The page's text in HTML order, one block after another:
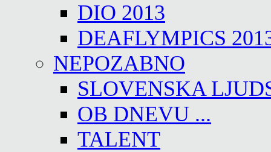
DIO 2013
DEAFLYMPICS
NEPOZABNO
SLOVENSKA
OB DNEVU ...
TALENT